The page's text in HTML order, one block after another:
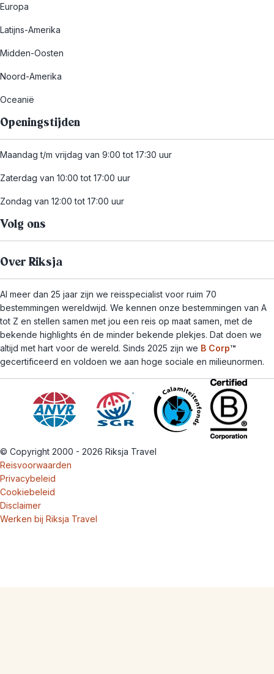
Europa
Latijns-Amerika
Midden-Oosten
Noord-Amerika
Oceanië
Openingstijden
Maandag t/m vrijdag van 9:00 tot 17:30 uur
Zaterdag van 10:00 tot 17:00 uur
Zondag van 12:00 tot 17:00 uur
Volg ons
Over Riksja
Al meer dan 25 jaar zijn we reisspecialist voor ruim 70
bestemmingen wereldwijd. We kennen onze bestemmingen van A
tot Z en stellen samen met jou een reis op maat samen, met de
bekende highlights én de minder bekende plekjes. Dat doen we
altijd met hart voor de wereld. Sinds 2025 zijn we B Corp™
gecertificeerd en voldoen we aan hoge sociale en milieunormen.
© Copyright 2000 - 2026 Riksja Travel
Reisvoorwaarden
Privacybeleid
Cookiebeleid
Disclaimer
Werken bij Riksja Travel